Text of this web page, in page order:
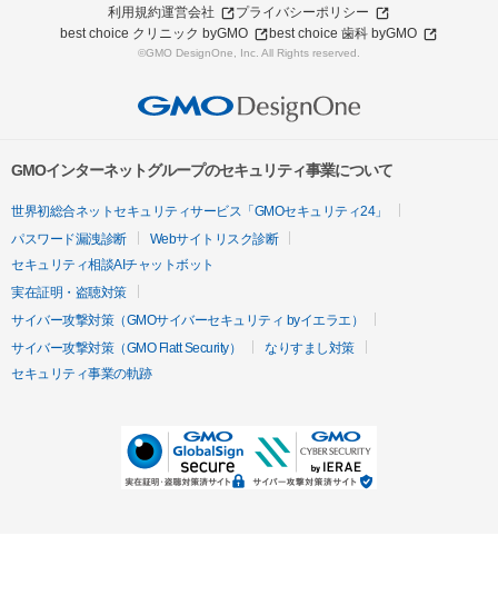
利用規約運営会社
プライバシーポリシー
best choice クリニック byGMO
best choice 歯科 byGMO
©GMO DesignOne, Inc. All Rights reserved.
GMOインターネットグループのセキュリティ事業について
世界初総合ネットセキュリティサービス「GMOセキュリティ24」
パスワード漏洩診断
Webサイトリスク診断
セキュリティ相談AIチャットボット
実在証明・盗聴対策
サイバー攻撃対策（GMOサイバーセキュリティ byイエラエ）
サイバー攻撃対策（GMO Flatt Security）
なりすまし対策
セキュリティ事業の軌跡